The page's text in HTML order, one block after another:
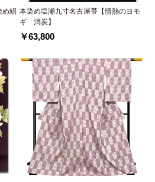
絽 本染め塩瀬九寸名古屋帯【情熱のヨモ
ギ 消炭】
￥63,800